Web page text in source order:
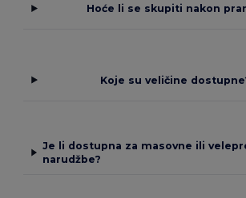
Hoće li se skupiti nakon
Koje su veličine
Je li dostupna za masovne ili
narudžbe?